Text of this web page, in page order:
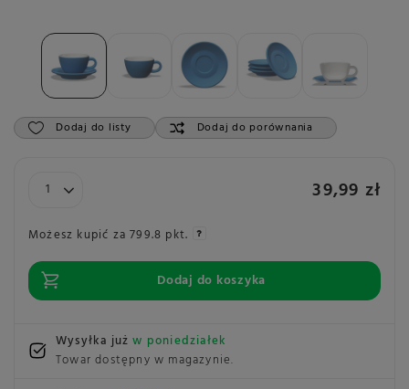
Dodaj do listy Dodaj do porównania
39,99 zł
Możesz kupić za799.8 pkt.
Dodaj do koszyka
Wysyłka jużw poniedziałek
Towar dostępny w magazynie